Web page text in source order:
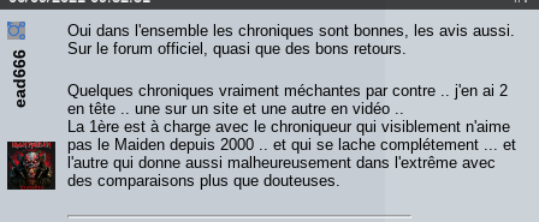
ead666
Oui dans l'ensemble les chroniques sont bonnes, les avis aussi.
Sur le forum officiel, quasi que des bons retours.
Quelques chroniques vraiment méchantes par contre .. j'en ai 2
en tête .. une sur un site et une autre en vidéo ..
La 1ère est à charge avec le chroniqueur qui visiblement n'aime
pas le Maiden depuis 2000 .. et qui se lache complétement ... et
l'autre qui donne aussi malheureusement dans l'extrême avec
des comparaisons plus que douteuses.